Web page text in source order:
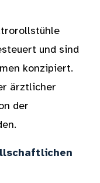
und sind
konzipiert.
ärztlicher
der